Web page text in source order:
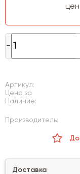
Артикул:
Цена за
Наличие:
Производитель:
Доставка